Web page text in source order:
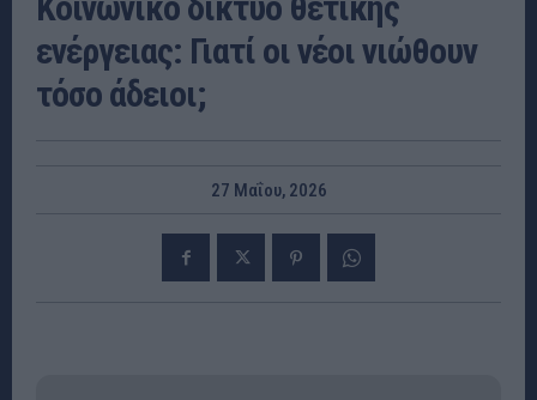
ενέργειας: Γιατί οι νέοι νιώθουν
τόσο άδειοι;
27 Μαΐου, 2026